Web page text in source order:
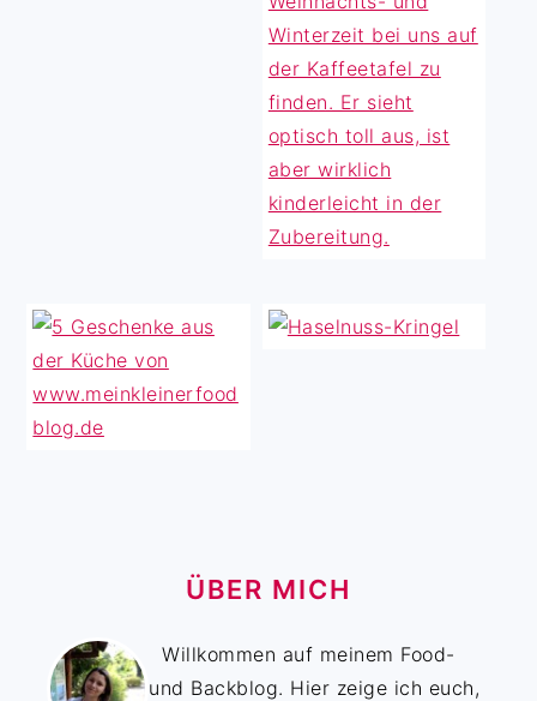
ÜBER MICH
Willkommen auf meinem Food-
und Backblog. Hier zeige ich euch,